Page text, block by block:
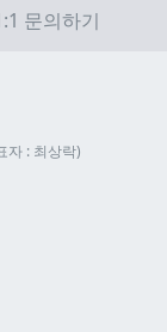
문의하기
자 : 최상락)